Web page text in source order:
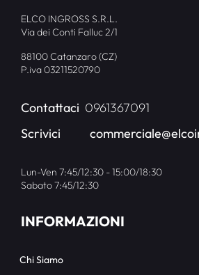
ELCO INGROSS S.R.L.
Via dei Conti Falluc 2/1
88100 Catanzaro (CZ)
P.iva 03211520790
Contattaci 0961367091
Scrivici
Lun-Ven 7:45/12:30 - 15:00/18:30
Sabato 7:45/12:30
INFORMAZIONI
Chi Siamo